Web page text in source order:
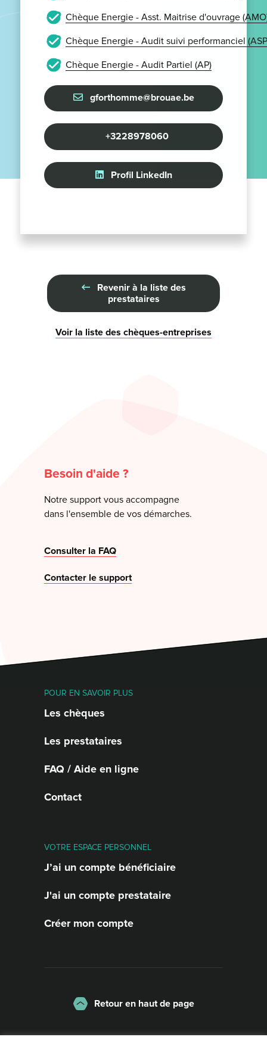
Chèque Energie - Asst. Maitrise d'ouvrage
Chèque Energie - Audit suivi performanciel
Chèque Energie - Audit Partiel (AP)
gforthomme@brouae.be
+3228978060
Profil LinkedIn
Revenir à la liste des
prestataires
Voir la liste des chèques-entreprises
Besoin d'aide ?
Notre support vous accompagne
dans l'ensemble de vos démarches.
Consulter la FAQ
Contacter le support
POUR EN SAVOIR PLUS
Les chèques
Les prestataires
FAQ / Aide en ligne
Contact
VOTRE ESPACE PERSONNEL
J’ai un compte bénéficiaire
J'ai un compte prestataire
Créer mon compte
Retour en haut de page